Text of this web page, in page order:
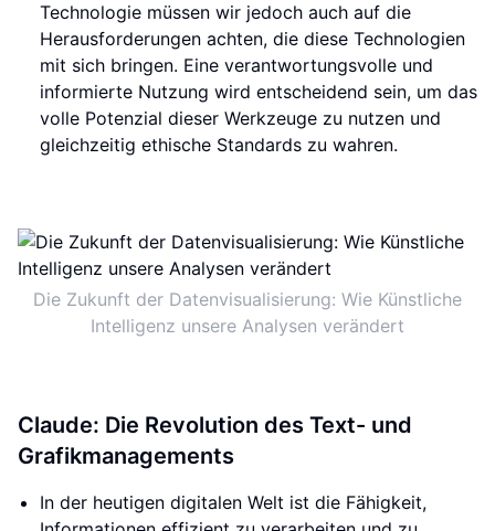
Technologie müssen wir jedoch auch auf die
Herausforderungen achten, die diese Technologien
mit sich bringen. Eine verantwortungsvolle und
informierte Nutzung wird entscheidend sein, um das
volle Potenzial dieser Werkzeuge zu nutzen und
gleichzeitig ethische Standards zu wahren.
Die Zukunft der Datenvisualisierung: Wie Künstliche
Intelligenz unsere Analysen verändert
Claude: Die Revolution des Text- und
Grafikmanagements
In der heutigen digitalen Welt ist die Fähigkeit,